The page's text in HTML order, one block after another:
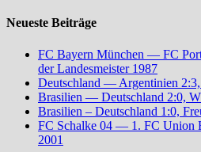
Neueste Beiträge
FC Bayern München — FC
der Landesmeister 1987
Deutschland — Argentinien
Brasilien — Deutschland 2:0,
Brasilien – Deutschland 1:0,
FC Schalke 04 — 1. FC Union
2001